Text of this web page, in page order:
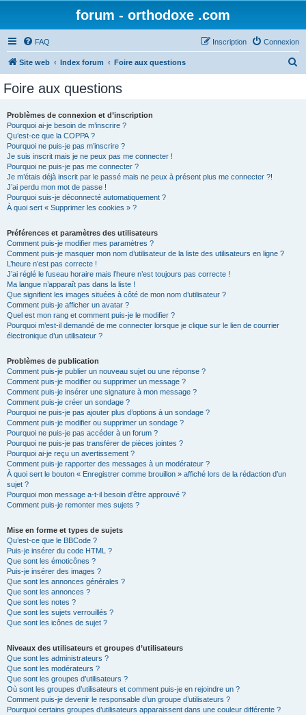
forum - orthodoxe .com
FAQ Connexion
Inscription
Site web Index forum Foire aux questions
Foire aux questions
Problèmes de connexion et d’inscription
Pourquoi ai-je besoin de m’inscrire ?
Qu’est-ce que la COPPA ?
Pourquoi ne puis-je pas m’inscrire ?
Je suis inscrit mais je ne peux pas me connecter !
Pourquoi ne puis-je pas me connecter ?
Je m’étais déjà inscrit par le passé mais ne peux à présent plus me connecter ?!
J’ai perdu mon mot de passe !
Pourquoi suis-je déconnecté automatiquement ?
À quoi sert « Supprimer les cookies » ?
Préférences et paramètres des utilisateurs
Comment puis-je modifier mes paramètres ?
Comment puis-je masquer mon nom d’utilisateur de la liste des utilisateurs en ligne ?
L’heure n’est pas correcte !
J’ai réglé le fuseau horaire mais l’heure n’est toujours pas correcte !
Ma langue n’apparaît pas dans la liste !
Que signifient les images situées à côté de mon nom d’utilisateur ?
Comment puis-je afficher un avatar ?
Quel est mon rang et comment puis-je le modifier ?
Pourquoi m’est-il demandé de me connecter lorsque je clique sur le lien de courrier
électronique d’un utilisateur ?
Problèmes de publication
Comment puis-je publier un nouveau sujet ou une réponse ?
Comment puis-je modifier ou supprimer un message ?
Comment puis-je insérer une signature à mon message ?
Comment puis-je créer un sondage ?
Pourquoi ne puis-je pas ajouter plus d’options à un sondage ?
Comment puis-je modifier ou supprimer un sondage ?
Pourquoi ne puis-je pas accéder à un forum ?
Pourquoi ne puis-je pas transférer de pièces jointes ?
Pourquoi ai-je reçu un avertissement ?
Comment puis-je rapporter des messages à un modérateur ?
À quoi sert le bouton « Enregistrer comme brouillon » affiché lors de la rédaction d’un
sujet ?
Pourquoi mon message a-t-il besoin d’être approuvé ?
Comment puis-je remonter mes sujets ?
Mise en forme et types de sujets
Qu’est-ce que le BBCode ?
Puis-je insérer du code HTML ?
Que sont les émoticônes ?
Puis-je insérer des images ?
Que sont les annonces générales ?
Que sont les annonces ?
Que sont les notes ?
Que sont les sujets verrouillés ?
Que sont les icônes de sujet ?
Niveaux des utilisateurs et groupes d’utilisateurs
Que sont les administrateurs ?
Que sont les modérateurs ?
Que sont les groupes d’utilisateurs ?
Où sont les groupes d’utilisateurs et comment puis-je en rejoindre un ?
Comment puis-je devenir le responsable d’un groupe d’utilisateurs ?
Pourquoi certains groupes d’utilisateurs apparaissent dans une couleur différente ?